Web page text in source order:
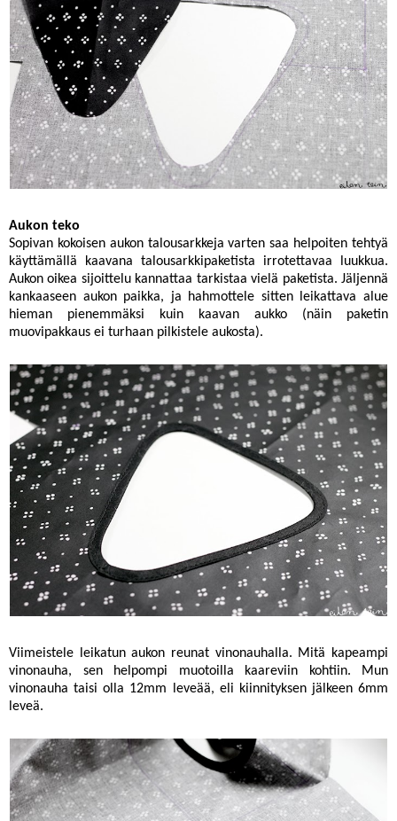
Aukon teko
Sopivan kokoisen aukon talousarkkeja varten saa helpoiten tehtyä
käyttämällä kaavana talousarkkipaketista irrotettavaa luukkua.
Aukon oikea sijoittelu kannattaa tarkistaa vielä paketista. Jäljennä
kankaaseen aukon paikka, ja hahmottele sitten leikattava alue
hieman pienemmäksi kuin kaavan aukko (näin paketin
muovipakkaus ei turhaan pilkistele aukosta).
Viimeistele leikatun aukon reunat vinonauhalla. Mitä kapeampi
vinonauha, sen helpompi muotoilla kaareviin kohtiin. Mun
vinonauha taisi olla 12mm leveää, eli kiinnityksen jälkeen 6mm
leveä.